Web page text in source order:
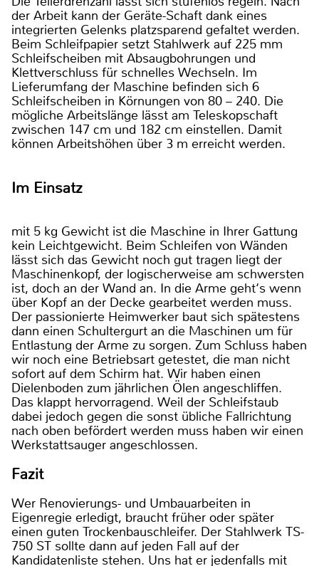
der Arbeit kann der Geräte-Schaft dank eines
integrierten Gelenks platzsparend gefaltet werden.
Beim Schleifpapier setzt Stahlwerk auf 225 mm
Schleifscheiben mit Absaugbohrungen und
Klettverschluss für schnelles Wechseln. Im
Lieferumfang der Maschine befinden sich 6
Schleifscheiben in Körnungen von 80 – 240. Die
mögliche Arbeitslänge lässt am Teleskopschaft
zwischen 147 cm und 182 cm einstellen. Damit
können Arbeitshöhen über 3 m erreicht werden.
Im Einsatz
mit 5 kg Gewicht ist die Maschine in Ihrer Gattung
kein Leichtgewicht. Beim Schleifen von Wänden
lässt sich das Gewicht noch gut tragen liegt der
Maschinenkopf, der logischerweise am schwersten
ist, doch an der Wand an. In die Arme geht‘s wenn
über Kopf an der Decke gearbeitet werden muss.
Der passionierte Heimwerker baut sich spätestens
dann einen Schultergurt an die Maschinen um für
Entlastung der Arme zu sorgen. Zum Schluss haben
wir noch eine Betriebsart getestet, die man nicht
sofort auf dem Schirm hat. Wir haben einen
Dielenboden zum jährlichen Ölen angeschliffen.
Das klappt hervorragend. Weil der Schleifstaub
dabei jedoch gegen die sonst übliche Fallrichtung
nach oben befördert werden muss haben wir einen
Werkstattsauger angeschlossen.
Fazit
Wer Renovierungs- und Umbauarbeiten in
Eigenregie erledigt, braucht früher oder später
einen guten Trockenbauschleifer. Der Stahlwerk TS-
750 ST sollte dann auf jeden Fall auf der
Kandidatenliste stehen. Uns hat er jedenfalls mit